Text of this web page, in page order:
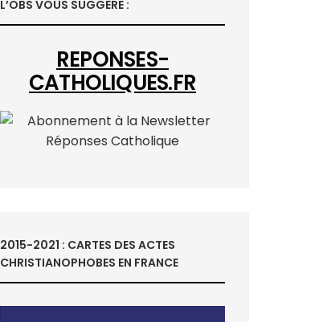
L’OBS VOUS SUGGÈRE :
REPONSES-
CATHOLIQUES.FR
2015-2021 : CARTES DES ACTES
CHRISTIANOPHOBES EN FRANCE